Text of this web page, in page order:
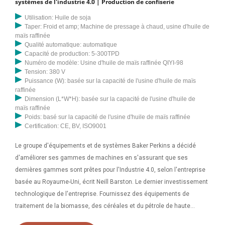
systèmes de l'industrie 4.0 | Production de confiserie
Utilisation: Huile de soja
Taper: Froid et amp; Machine de pressage à chaud, usine d'huile de
maïs raffinée
Qualité automatique: automatique
Capacité de production: 5-300TPD
Numéro de modèle: Usine d'huile de maïs raffinée QIYI-98
Tension: 380 V
Puissance (W): basée sur la capacité de l'usine d'huile de maïs
raffinée
Dimension (L*W*H): basée sur la capacité de l'usine d'huile de
maïs raffinée
Poids: basé sur la capacité de l'usine d'huile de maïs raffinée
Certification: CE, BV, ISO9001
Le groupe d'équipements et de systèmes Baker Perkins a décidé
d'améliorer ses gammes de machines en s'assurant que ses
dernières gammes sont prêtes pour l'Industrie 4.0, selon l'entreprise
basée au Royaume-Uni, écrit Neill Barston. Le dernier investissement
technologique de l'entreprise. Fournissez des équipements de
traitement de la biomasse, des céréales et du pétrole de haute